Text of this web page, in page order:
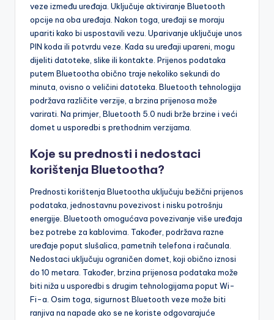
veze između uređaja. Uključuje aktiviranje Bluetooth
opcije na oba uređaja. Nakon toga, uređaji se moraju
upariti kako bi uspostavili vezu. Uparivanje uključuje unos
PIN koda ili potvrdu veze. Kada su uređaji upareni, mogu
dijeliti datoteke, slike ili kontakte. Prijenos podataka
putem Bluetootha obično traje nekoliko sekundi do
minuta, ovisno o veličini datoteka. Bluetooth tehnologija
podržava različite verzije, a brzina prijenosa može
varirati. Na primjer, Bluetooth 5.0 nudi brže brzine i veći
domet u usporedbi s prethodnim verzijama.
Koje su prednosti i nedostaci
korištenja Bluetootha?
Prednosti korištenja Bluetootha uključuju bežični prijenos
podataka, jednostavnu povezivost i nisku potrošnju
energije. Bluetooth omogućava povezivanje više uređaja
bez potrebe za kablovima. Također, podržava razne
uređaje poput slušalica, pametnih telefona i računala.
Nedostaci uključuju ograničen domet, koji obično iznosi
do 10 metara. Također, brzina prijenosa podataka može
biti niža u usporedbi s drugim tehnologijama poput Wi-
Fi-a. Osim toga, sigurnost Bluetooth veze može biti
ranjiva na napade ako se ne koriste odgovarajuće